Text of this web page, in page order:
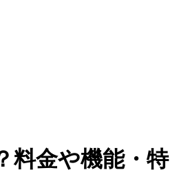
料金や機能・特